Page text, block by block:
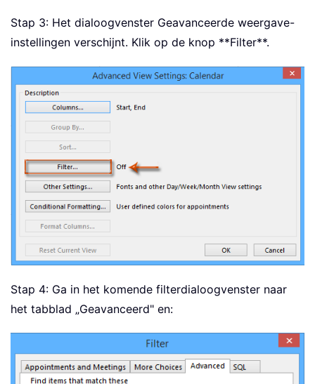
Stap 3: Het dialoogvenster Geavanceerde weergave-
instellingen verschijnt. Klik op de knop **Filter**.
Stap 4: Ga in het komende filterdialoogvenster naar
het tabblad „Geavanceerd" en: